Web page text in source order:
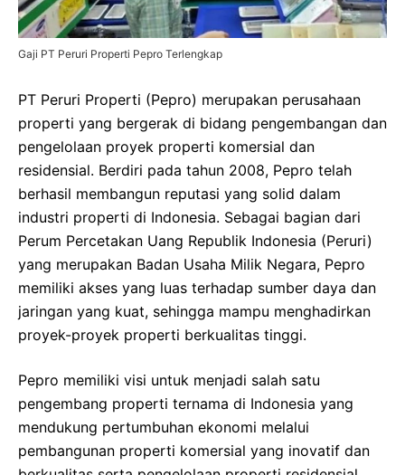
Gaji PT Peruri Properti Pepro Terlengkap
PT Peruri Properti (Pepro) merupakan perusahaan
properti yang bergerak di bidang pengembangan dan
pengelolaan proyek properti komersial dan
residensial. Berdiri pada tahun 2008, Pepro telah
berhasil membangun reputasi yang solid dalam
industri properti di Indonesia. Sebagai bagian dari
Perum Percetakan Uang Republik Indonesia (Peruri)
yang merupakan Badan Usaha Milik Negara, Pepro
memiliki akses yang luas terhadap sumber daya dan
jaringan yang kuat, sehingga mampu menghadirkan
proyek-proyek properti berkualitas tinggi.
Pepro memiliki visi untuk menjadi salah satu
pengembang properti ternama di Indonesia yang
mendukung pertumbuhan ekonomi melalui
pembangunan properti komersial yang inovatif dan